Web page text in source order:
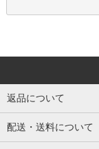
返品について
配送・送料について